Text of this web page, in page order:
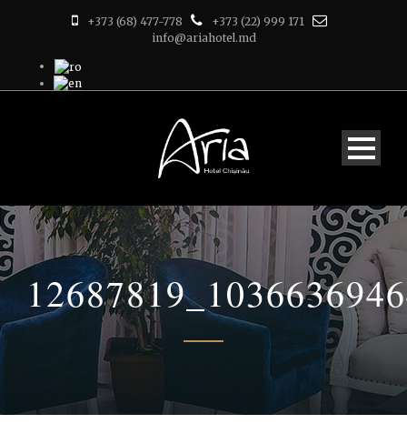
+373 (68) 477-778
+373 (22) 999 171
info@ariahotel.md